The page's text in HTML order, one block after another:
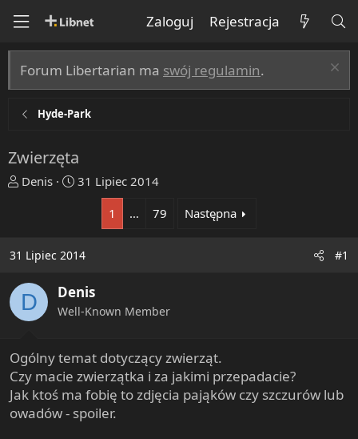
Zaloguj Rejestracja
Forum Libertarian ma swój regulamin.
Hyde-Park
Zwierzęta
T
a
d
s
t
a
e
r
Denis
R
o
ę
t
31 Lipiec 2014
1
… 79 Następna
31 Lipiec 2014 #1
D Denis
Well-Known Member
Ogólny temat dotyczący zwierząt.
Czy macie zwierzątka i za jakimi przepadacie?
Jak ktoś ma fobię to zdjęcia pająków czy szczurów lub
owadów - spoiler.